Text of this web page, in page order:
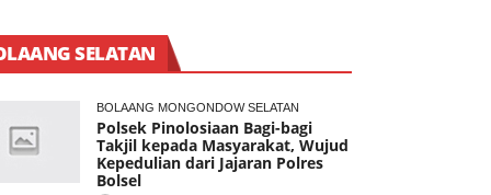
SELATAN
BOLAANG MONGONDOW SELATAN
Polsek Pinolosiaan Bagi-bagi
Takjil kepada Masyarakat, Wujud
Kepedulian dari Jajaran Polres
Bolsel